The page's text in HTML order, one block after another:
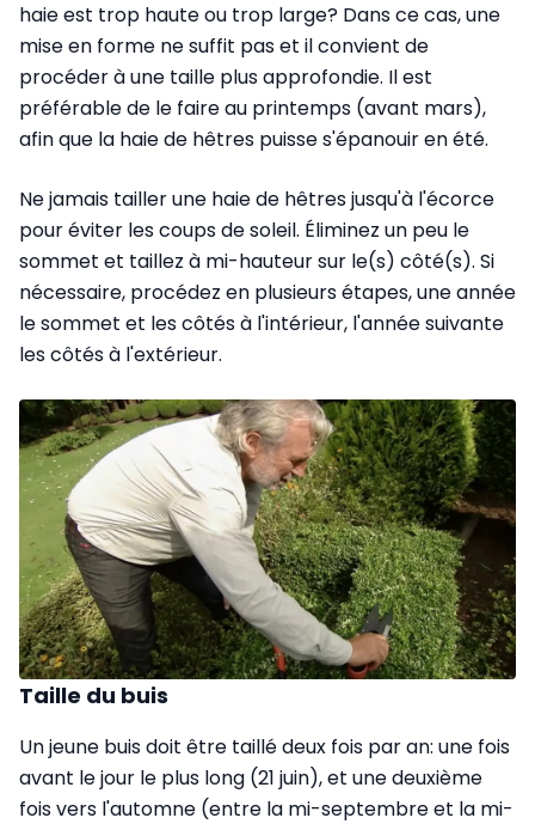
haie est trop haute ou trop large? Dans ce cas, une
mise en forme ne suffit pas et il convient de
procéder à une taille plus approfondie. Il est
préférable de le faire au printemps (avant mars),
afin que la haie de hêtres puisse s'épanouir en été.
Ne jamais tailler une haie de hêtres jusqu'à l'écorce
pour éviter les coups de soleil. Éliminez un peu le
sommet et taillez à mi-hauteur sur le(s) côté(s). Si
nécessaire, procédez en plusieurs étapes, une année
le sommet et les côtés à l'intérieur, l'année suivante
les côtés à l'extérieur.
Taille du buis
Un jeune buis doit être taillé deux fois par an: une fois
avant le jour le plus long (21 juin), et une deuxième
fois vers l'automne (entre la mi-septembre et la mi-